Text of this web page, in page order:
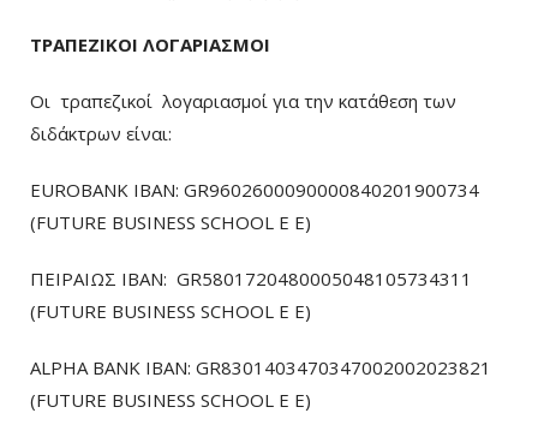
ΤΡΑΠΕΖΙΚΟΙ ΛΟΓΑΡΙΑΣΜΟΙ
Οι τραπεζικοί λογαριασμοί για την κατάθεση των
διδάκτρων είναι:
EUROBANK IBAN: GR9602600090000840201900734
(FUTURE BUSINESS SCHOOL E E)
ΠΕΙΡΑΙΩΣ ΙΒΑΝ: GR5801720480005048105734311
(FUTURE BUSINESS SCHOOL E E)
ALPHA BANK IBAN: GR8301403470347002002023821
(FUTURE BUSINESS SCHOOL E E)